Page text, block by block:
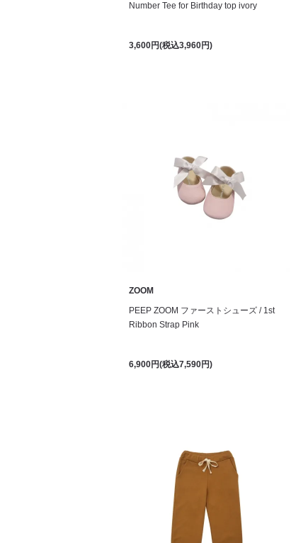
Number Tee for Birthday top ivory
3,600円(税込3,960円)
ZOOM
PEEP ZOOM ファーストシューズ / 1st
Ribbon Strap Pink
6,900円(税込7,590円)